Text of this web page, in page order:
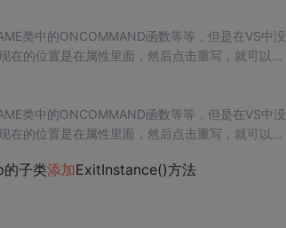
类中的ONCOMMAND函数等等，但是在VS中没
在的位置是在属性里面，然后点击重写，就可以在
类中的ONCOMMAND函数等等，但是在VS中没
在的位置是在属性里面，然后点击重写，就可以在
子类添加ExitInstance()方法